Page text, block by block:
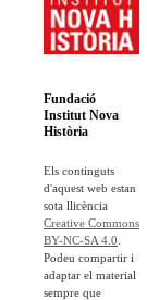
Fundació
Institut Nova
Història
Els continguts
d'aquest web estan
sota llicència
Creative Commons
BY-NC-SA 4.0
Podeu compartir i
adaptar el material
sempre que